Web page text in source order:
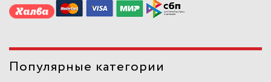
Популярные категории